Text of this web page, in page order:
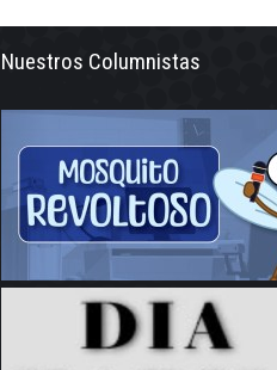
Nuestros Columnistas